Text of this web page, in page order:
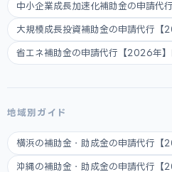
中小企業成長加速化補助金の申請代
大規模成長投資補助金の申請代行【
省エネ補助金の申請代行【2026年】
地域別ガイド
横浜の補助金・助成金の申請代行【
沖縄の補助金・助成金の申請代行【